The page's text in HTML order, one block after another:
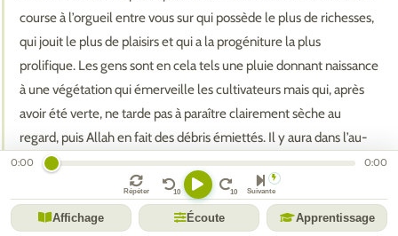
course à l’orgueil entre vous sur qui possède le plus de richesses,
qui jouit le plus de plaisirs et qui a la progéniture la plus
prolifique. Les gens sont en cela tels une pluie donnant naissance
à une végétation qui émerveille les cultivateurs mais qui, après
avoir été verte, ne tarde pas à paraître clairement sèche au
regard, puis Allah en fait des débris émiettés. Il y aura dans l’au-
delà un châtiment terrible pour les mécréants et les hypocrites,
ainsi qu’un pardon d’Allah pour les péchés de Ses serviteurs
croyants et un agrément de Sa part. La vie du bas monde n’est
0:00 0:00
Suivante
Répéter
Affichage Écoute Apprentissage